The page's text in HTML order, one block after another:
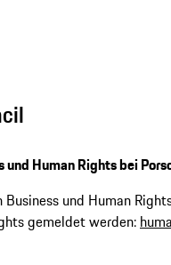
Human Rights bei
und Human
gemeldet werden: